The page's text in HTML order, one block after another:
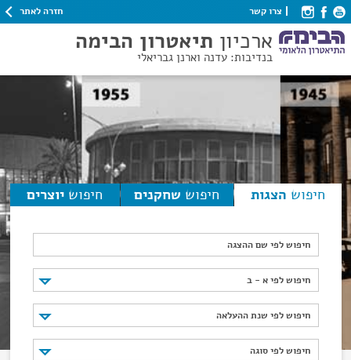
צרו קשר חזרה לאתר
ארכיון תיאטרון הבימה
בנדיבות: עדנה וארנן גבריאלי
חיפוש הצגות חיפוש שחקנים חיפוש יוצרים
חיפוש לפי שם ההצגה
חיפוש לפי א - ב
חיפוש לפי א - ב
חיפוש לפי שנת ההעלאה
חיפוש לפי שנת ההעלאה
חיפוש לפי סוגה
חיפוש לפי סוגה